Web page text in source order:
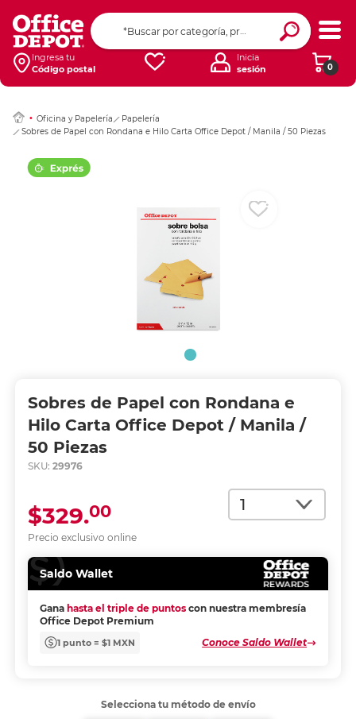
Ingresa tu
Código postal
0
Inicia
sesión
Oficina y Papelería
Papelería
Sobres de Papel con Rondana e Hilo Carta Office Depot / Manila / 50 Piezas
Sobres de Papel con Rondana e
Hilo Carta Office Depot / Manila /
50 Piezas
SKU: 29976
Cantidad
Precio exclusivo online
$329.00
Saldo Wallet
Gana hasta el triple de puntos con nuestra membresía
Office Depot Premium
1 punto = $1 MXN Conoce Saldo Wallet
Ingresar Codigo
Selecciona tu método de envío